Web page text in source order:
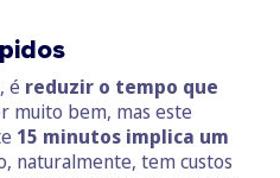
é reduzir o tempo que
muito bem, mas este
15 minutos implica um
naturalmente, tem custos